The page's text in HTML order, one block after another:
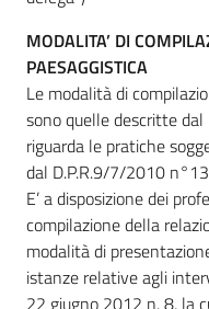
MODALITA’ DI
PAESAGGISTICA
Le modalità di
sono quelle descritte
riguarda le pratiche
dal D.P.R.9/7/2010
E’ a disposizione dei
compilazione della
modalità di
istanze relative agli
22 giugno 2012 n. 8, la